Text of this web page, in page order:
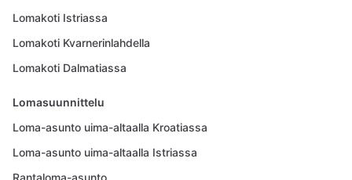
Lomakoti Istriassa
Lomakoti Kvarnerinlahdella
Lomakoti Dalmatiassa
Lomasuunnittelu
Loma-asunto uima-altaalla Kroatiassa
Loma-asunto uima-altaalla Istriassa
Rantaloma-asunto